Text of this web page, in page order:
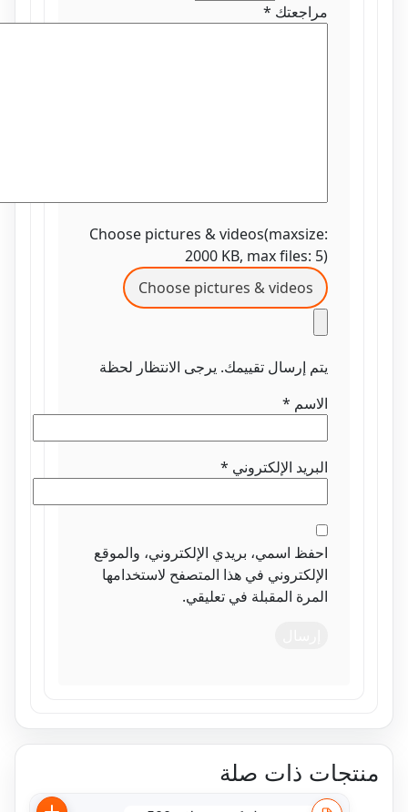
مراجعتك*
Choose pictures & videos(maxsize:
2000 KB, max files: 5)
Choose pictures & videos
يتم إرسال تقييمك. يرجى الانتظار لحظة
البريد الإلكتروني*
احفظ اسمي، بريدي الإلكتروني، والموقع
الإلكتروني في هذا المتصفح لاستخدامها
المرة المقبلة في تعليقي.
ذات صلة